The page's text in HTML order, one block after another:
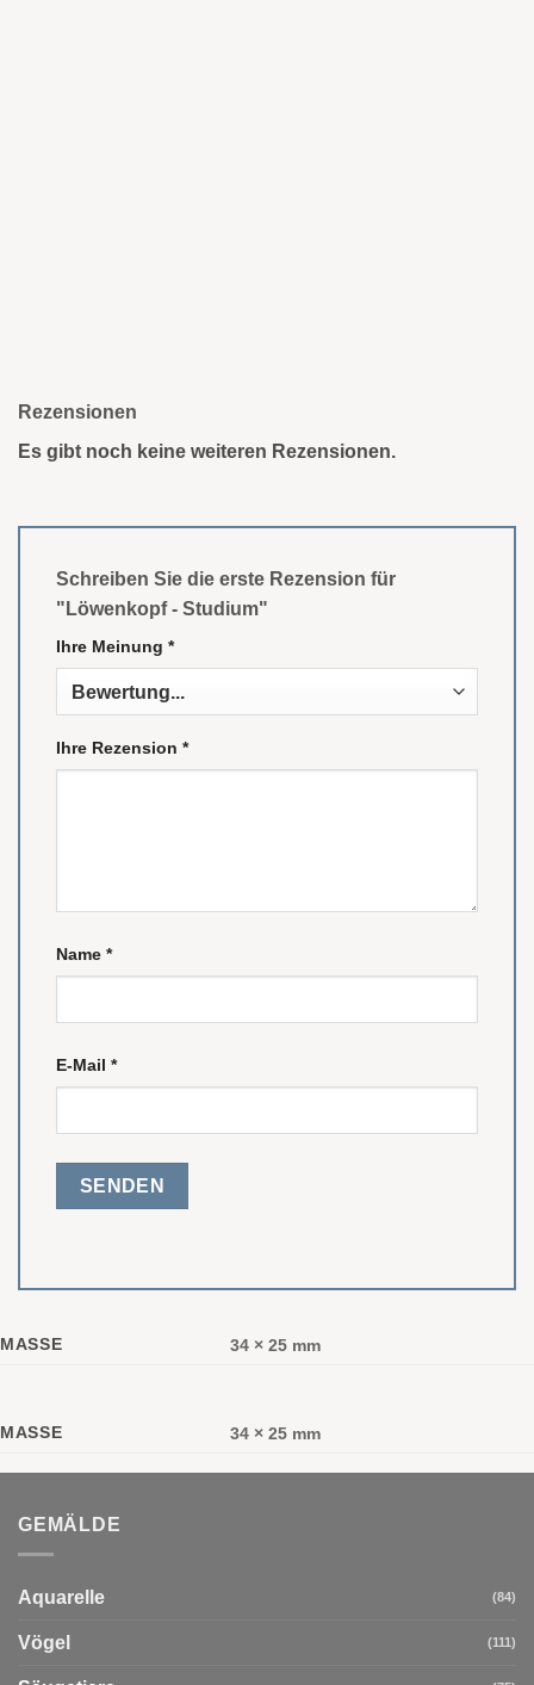
Rezensionen
Es gibt noch keine weiteren Rezensionen.
Schreiben Sie die erste Rezension für
"Löwenkopf - Studium"
Ihre Meinung *
Ihre Rezension *
Name *
E-Mail *
MASSE 34 × 25 mm
MASSE 34 × 25 mm
GEMÄLDE
Aquarelle (84)
Vögel (111)